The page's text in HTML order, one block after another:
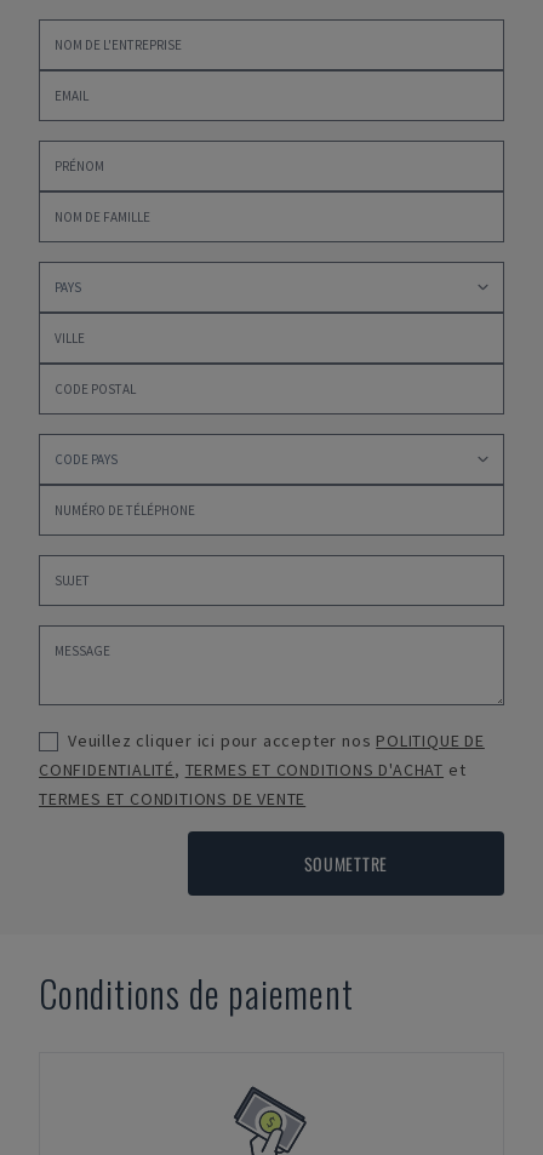
Veuillez cliquer ici pour accepter nos POLITIQUE DE
CONFIDENTIALITÉ, TERMES ET CONDITIONS D'ACHAT et
TERMES ET CONDITIONS DE VENTE
SOUMETTRE
Conditions de paiement